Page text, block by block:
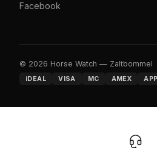
Facebook
© 2026 Horse Watch — Zaltbommel
iDEAL VISA MC AMEX